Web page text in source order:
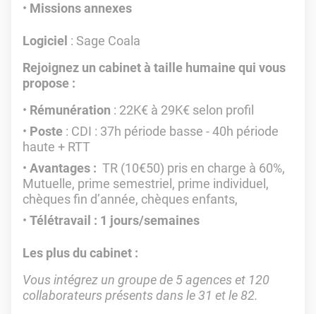
Missions annexes
Logiciel : Sage Coala
Rejoignez un cabinet à taille humaine qui vous
propose :
Rémunération : 22K€ à 29K€ selon profil
Poste : CDI : 37h période basse - 40h période
haute + RTT
Avantages : TR (10€50) pris en charge à 60%,
Mutuelle, prime semestriel, prime individuel,
chèques fin d’année, chèques enfants,
Télétravail : 1 jours/semaines
Les plus du cabinet :
Vous intégrez un groupe de 5 agences et 120
collaborateurs présents dans le 31 et le 82.